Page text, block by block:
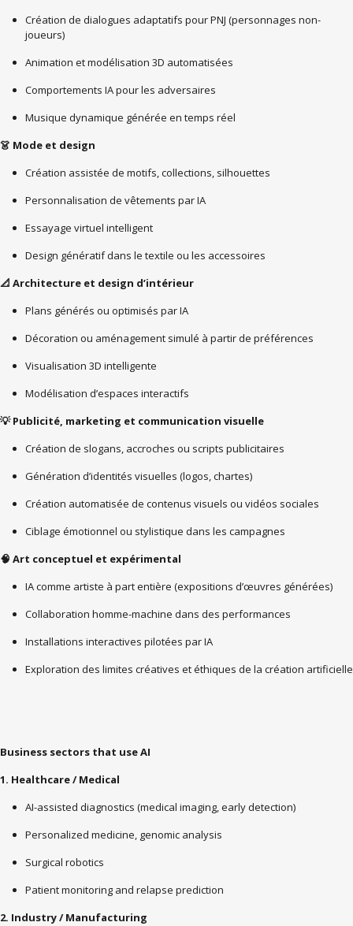
Création de dialogues adaptatifs pour PNJ (personnages non-
joueurs)
Animation et modélisation 3D automatisées
Comportements IA pour les adversaires
Musique dynamique générée en temps réel
👗 Mode et design
Création assistée de motifs, collections, silhouettes
Personnalisation de vêtements par IA
Essayage virtuel intelligent
Design génératif dans le textile ou les accessoires
📐 Architecture et design d’intérieur
Plans générés ou optimisés par IA
Décoration ou aménagement simulé à partir de préférences
Visualisation 3D intelligente
Modélisation d’espaces interactifs
💡Publicité, marketing et communication visuelle
Création de slogans, accroches ou scripts publicitaires
Génération d’identités visuelles (logos, chartes)
Création automatisée de contenus visuels ou vidéos sociales
Ciblage émotionnel ou stylistique dans les campagnes
🧠 Art conceptuel et expérimental
IA comme artiste à part entière (expositions d’œuvres générées)
Collaboration homme-machine dans des performances
Installations interactives pilotées par IA
Exploration des limites créatives et éthiques de la création artificielle
Business sectors that use AI
1. Healthcare / Medical
AI-assisted diagnostics (medical imaging, early detection)
Personalized medicine, genomic analysis
Surgical robotics
Patient monitoring and relapse prediction
2. Industry / Manufacturing